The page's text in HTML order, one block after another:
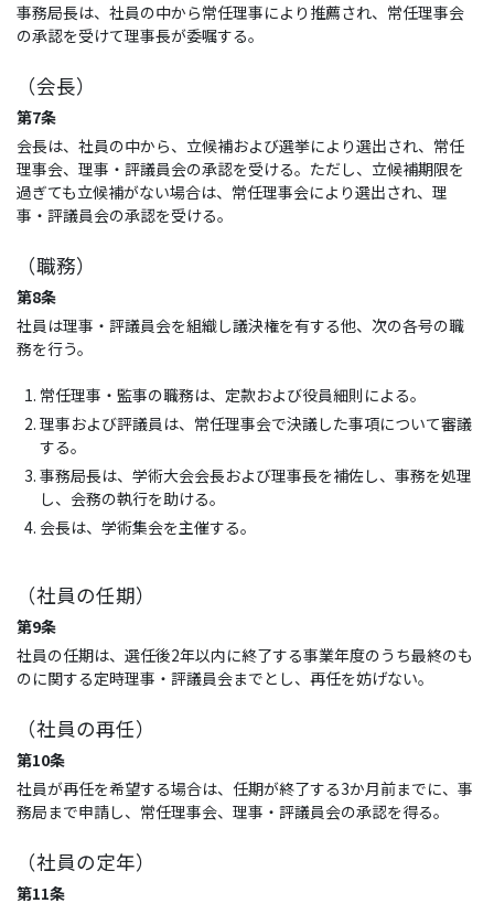
事務局長は、社員の中から常任理事により推薦され、常任理事会
の承認を受けて理事長が委嘱する。
（会長）
第7条
会長は、社員の中から、立候補および選挙により選出され、常任
理事会、理事・評議員会の承認を受ける。ただし、立候補期限を
過ぎても立候補がない場合は、常任理事会により選出され、理
事・評議員会の承認を受ける。
（職務）
第8条
社員は理事・評議員会を組織し議決権を有する他、次の各号の職
務を行う。
常任理事・監事の職務は、定款および役員細則による。
理事および評議員は、常任理事会で決議した事項について審議
する。
事務局長は、学術大会会長および理事長を補佐し、事務を処理
し、会務の執行を助ける。
会長は、学術集会を主催する。
（社員の任期）
第9条
社員の任期は、選任後2年以内に終了する事業年度のうち最終のも
のに関する定時理事・評議員会までとし、再任を妨げない。
（社員の再任）
第10条
社員が再任を希望する場合は、任期が終了する3か月前までに、事
務局まで申請し、常任理事会、理事・評議員会の承認を得る。
（社員の定年）
第11条